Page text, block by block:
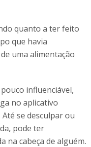
quanto a ter feito
que havia
uma alimentação
influenciável,
no aplicativo
se desculpar ou
pode ter
na cabeça de alguém.